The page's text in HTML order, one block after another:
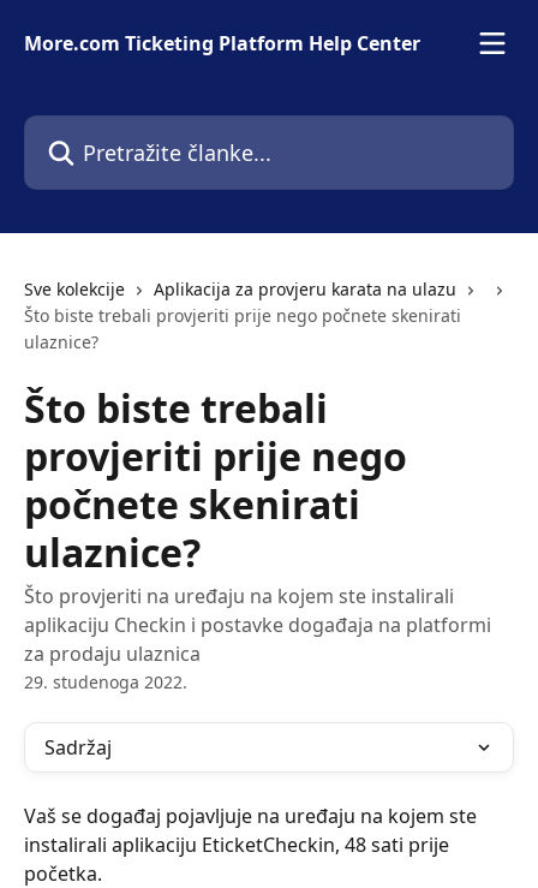
More.com Ticketing Platform Help Center
Pretražite članke...
Sve kolekcije
Aplikacija za provjeru karata na ulazu
Što biste trebali provjeriti prije nego počnete skenirati
ulaznice?
Što biste trebali
provjeriti prije nego
počnete skenirati
ulaznice?
Što provjeriti na uređaju na kojem ste instalirali
aplikaciju Checkin i postavke događaja na platformi
za prodaju ulaznica
29. studenoga 2022.
Sadržaj
Vaš se događaj pojavljuje na uređaju na kojem ste
instalirali aplikaciju EticketCheckin, 48 sati prije
početka.